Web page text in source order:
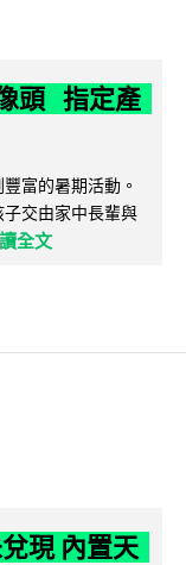
頭 指定產
富的暑期活動。
交由家中長輩與
全文
現 內置天